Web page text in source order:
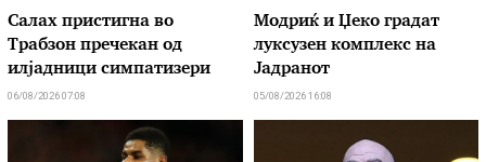
Салах пристигна во
Трабзон пречекан од
илјадници симпатизери
06/08/2026 07:08
Модриќ и Џеко градат
луксузен комплекс на
Јадранот
05/08/2026 16:08